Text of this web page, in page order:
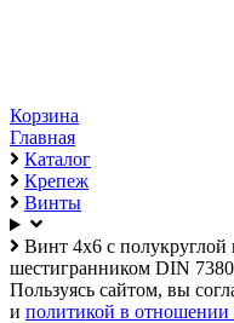
Корзина
Главная
Каталог
Крепеж
Винты
Винт 4х6 с
шестигранником DIN
Пользуясь сайтом, вы
и политикой в отношении